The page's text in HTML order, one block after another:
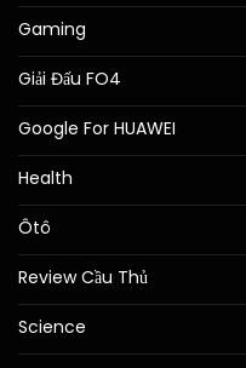
Gaming
Giải Đấu FO4
Google For HUAWEI
Health
Ôtô
Review Cầu Thủ
Science